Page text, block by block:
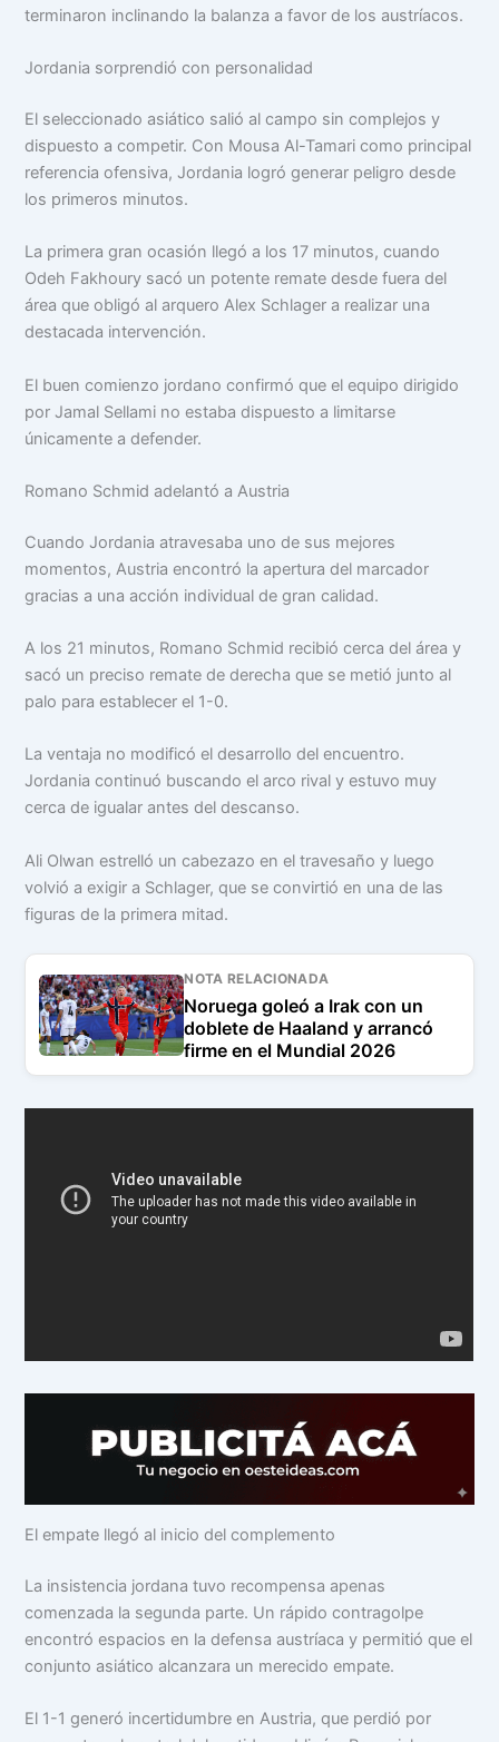
terminaron inclinando la balanza a favor de los austríacos.
Jordania sorprendió con personalidad
El seleccionado asiático salió al campo sin complejos y
dispuesto a competir. Con Mousa Al-Tamari como principal
referencia ofensiva, Jordania logró generar peligro desde
los primeros minutos.
La primera gran ocasión llegó a los 17 minutos, cuando
Odeh Fakhoury sacó un potente remate desde fuera del
área que obligó al arquero Alex Schlager a realizar una
destacada intervención.
El buen comienzo jordano confirmó que el equipo dirigido
por Jamal Sellami no estaba dispuesto a limitarse
únicamente a defender.
Romano Schmid adelantó a Austria
Cuando Jordania atravesaba uno de sus mejores
momentos, Austria encontró la apertura del marcador
gracias a una acción individual de gran calidad.
A los 21 minutos, Romano Schmid recibió cerca del área y
sacó un preciso remate de derecha que se metió junto al
palo para establecer el 1-0.
La ventaja no modificó el desarrollo del encuentro.
Jordania continuó buscando el arco rival y estuvo muy
cerca de igualar antes del descanso.
Ali Olwan estrelló un cabezazo en el travesaño y luego
volvió a exigir a Schlager, que se convirtió en una de las
figuras de la primera mitad.
NOTA RELACIONADA
Noruega goleó a Irak con un
doblete de Haaland y arrancó
firme en el Mundial 2026
El empate llegó al inicio del complemento
La insistencia jordana tuvo recompensa apenas
comenzada la segunda parte. Un rápido contragolpe
encontró espacios en la defensa austríaca y permitió que el
conjunto asiático alcanzara un merecido empate.
El 1-1 generó incertidumbre en Austria, que perdió por